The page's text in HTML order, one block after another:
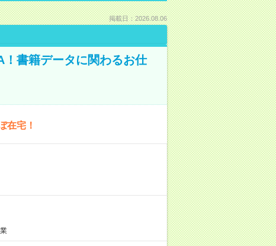
掲載日：2026.08.06
書籍データに関わるお仕
在宅！